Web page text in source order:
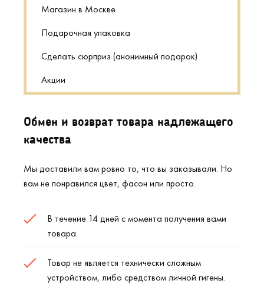
Магазин в Москве
Подарочная упаковка
Сделать сюрприз (анонимный подарок)
Акции
Обмен и возврат товара надлежащего
качества
Мы доставили вам ровно то, что вы заказывали. Но
вам не понравился цвет, фасон или просто.
В течение 14 дней с момента получения вами
товара.
Товар не является технически сложным
устройством, либо средством личной гигены.